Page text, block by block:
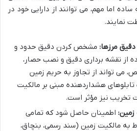
اما مهم، می توانند از دارایی خود در
نمایند.
مرزها: مشخص کردن دقیق حدود و
از نقشه برداری دقیق و نصب حصار،
می تواند از تجاوز به حریم زمین
هشداردهنده مبنی بر مالکیت
نیز مؤثر است.
زمین: اطمینان حاصل شود که تمامی
به مالکیت زمین (سند رسمی، بنچاق،